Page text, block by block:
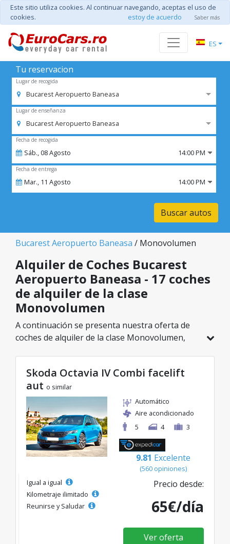
Este sitio utiliza cookies. Al continuar navegando, aceptas el uso de
cookies.
estoy de acuerdo Saber más
ES
Tu reservacion
Lugar de recogida
Bucarest Aeropuerto Baneasa
Lugar de enseñanza
Bucarest Aeropuerto Baneasa
Fecha de recogida
Sáb.,08Agosto 14:00 PM
Fecha de entrega
Mar., 11 Agosto 14:00 PM
Buscar autos
Bucarest Aeropuerto Baneasa / Monovolumen
Alquiler de Coches Bucarest
Aeropuerto Baneasa - 17 coches
de alquiler de la clase
Monovolumen
A continuación se presenta nuestra oferta de
coches de alquiler de la clase Monovolumen,
puedes elegir el modelo ideal de la categoría
seleccionada, con tarifas excelentes desde solo
20€/día.
Skoda Octavia IV Combi facelift
aut o similar
Automático
Aire acondicionado
5
4 3
9.81 Excelente
(560 opiniones)
Igual a igual
Kilometraje ilimitado
Reunirse y Saludar
Precio desde:
65€/día
Ver oferta